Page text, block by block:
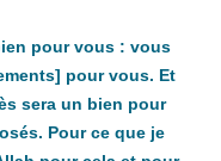
pour vous : vous
pour vous. Et
sera un bien pour
Pour ce que je